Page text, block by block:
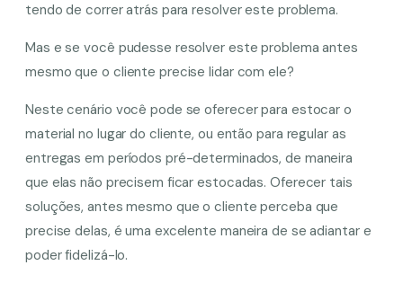
tendo de correr atrás para resolver este problema.
Mas e se você pudesse resolver este problema antes
mesmo que o cliente precise lidar com ele?
Neste cenário você pode se oferecer para estocar o
material no lugar do cliente, ou então para regular as
entregas em períodos pré-determinados, de maneira
que elas não precisem ficar estocadas. Oferecer tais
soluções, antes mesmo que o cliente perceba que
precise delas, é uma excelente maneira de se adiantar e
poder fidelizá-lo.